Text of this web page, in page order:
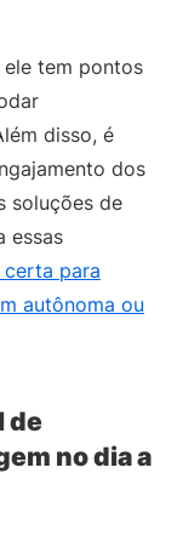
ele tem pontos
disso, é
dos
soluções de
essas
certa para
autônoma ou
de
no dia a